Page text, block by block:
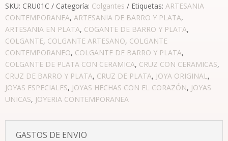
SKU: CRU01C Categoría: Colgantes Etiquetas: ARTESANIA
CONTEMPORANEA, ARTESANIA DE BARRO Y PLATA,
ARTESANIA EN PLATA, COGANTE DE BARRO Y PLATA,
COLGANTE, COLGANTE ARTESANO, COLGANTE
CONTEMPORANEO, COLGANTE DE BARRO Y PLATA,
COLGANTE DE PLATA CON CERAMICA, CRUZ CON CERAMICAS,
CRUZ DE BARRO Y PLATA, CRUZ DE PLATA, JOYA ORIGINAL,
JOYAS ESPECIALES, JOYAS HECHAS CON EL CORAZÓN, JOYAS
UNICAS, JOYERIA CONTEMPORANEA
GASTOS DE ENVIO